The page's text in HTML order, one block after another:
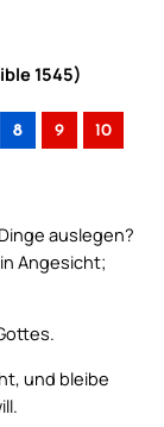
1545)
8 9 10
auslegen?
Angesicht;
und bleibe